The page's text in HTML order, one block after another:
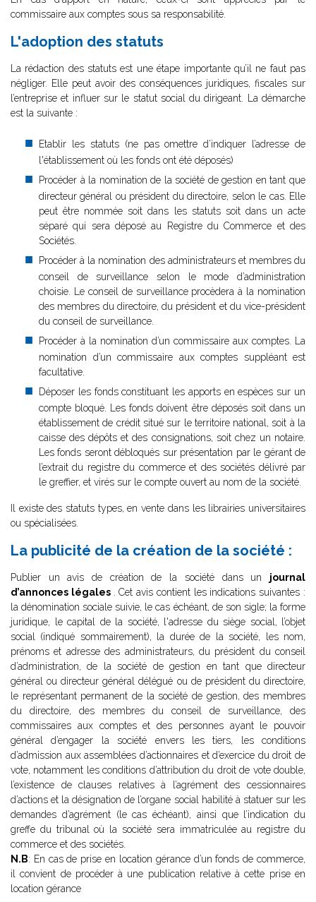
commissaire aux comptes sous sa responsabilité.
L'adoption des statuts
La rédaction des statuts est une étape importante qu’il ne faut pas
négliger. Elle peut avoir des conséquences juridiques, fiscales sur
l’entreprise et influer sur le statut social du dirigeant. La démarche
est la suivante :
Etablir les statuts (ne pas omettre d’indiquer l’adresse de
l'établissement où les fonds ont été déposés)
Procéder à la nomination de la société de gestion en tant que
directeur général ou président du directoire, selon le cas. Elle
peut être nommée soit dans les statuts soit dans un acte
séparé qui sera déposé au Registre du Commerce et des
Sociétés.
Procéder à la nomination des administrateurs et membres du
conseil de surveillance selon le mode d’administration
choisie. Le conseil de surveillance procèdera à la nomination
des membres du directoire, du président et du vice-président
du conseil de surveillance.
Procéder à la nomination d’un commissaire aux comptes. La
nomination d’un commissaire aux comptes suppléant est
facultative.
Déposer les fonds constituant les apports en espèces sur un
compte bloqué. Les fonds doivent être déposés soit dans un
établissement de crédit situé sur le territoire national, soit à la
caisse des dépôts et des consignations, soit chez un notaire.
Les fonds seront débloqués sur présentation par le gérant de
l’extrait du registre du commerce et des sociétés délivré par
le greffier, et virés sur le compte ouvert au nom de la société.
Il existe des statuts types, en vente dans les librairies universitaires
ou spécialisées.
La publicité de la création de la société :
Publier un avis de création de la société dans un journal
d’annonces légales
. Cet avis contient les indications suivantes :
la dénomination sociale suivie, le cas échéant, de son sigle; la forme
juridique, le capital de la société, l'adresse du siège social, l’objet
social (indiqué sommairement), la durée de la société, les nom,
prénoms et adresse des administrateurs, du président du conseil
d’administration, de la société de gestion en tant que directeur
général ou directeur général délégué ou de président du directoire,
le représentant permanent de la société de gestion, des membres
du directoire, des membres du conseil de surveillance, des
commissaires aux comptes et des personnes ayant le pouvoir
général d’engager la société envers les tiers, les conditions
d’admission aux assemblées d’actionnaires et d’exercice du droit de
vote, notamment les conditions d’attribution du droit de vote double,
l’existence de clauses relatives à l’agrément des cessionnaires
d’actions et la désignation de l’organe social habilité à statuer sur les
demandes d’agrément (le cas échéant), ainsi que l’indication du
greffe du tribunal où la société sera immatriculée au registre du
commerce et des sociétés.
N.B: En cas de prise en location gérance d’un fonds de commerce,
il convient de procéder à une publication relative à cette prise en
location gérance